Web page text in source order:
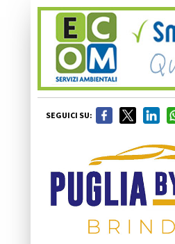
SEGUICI SU: